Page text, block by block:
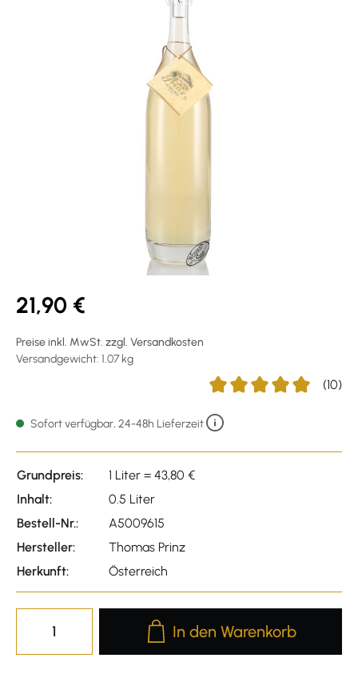
21,90 €
Preise inkl. MwSt. zzgl. Versandkosten
Versandgewicht: 1.07 kg
(10)
Sofort verfügbar, 24-48h Lieferzeit
Grundpreis:
1 Liter = 43,80 €
Inhalt:
0.5 Liter
Bestell-Nr.:
A5009615
Hersteller:
Thomas Prinz
Herkunft:
Österreich
Produkt Anzahl: Gib den
In den Warenkorb